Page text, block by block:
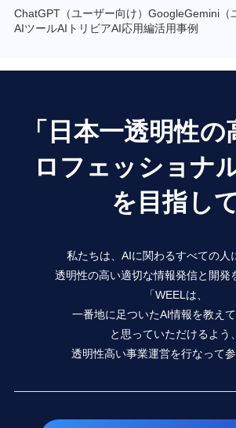
ChatGPT（ユーザー向け） GoogleGemini（
AIツールAIトリビアAI応用編活用事例
「日本一透明性
ロフェッショナ
を目指し
私たちは、AIに関わるすべての人
透明性の高い適切な情報発信と開発
「WEELは、
一番地に足ついたAI情報を教えて
と思っていただけるよう、
透明性高い事業運営を行なって参